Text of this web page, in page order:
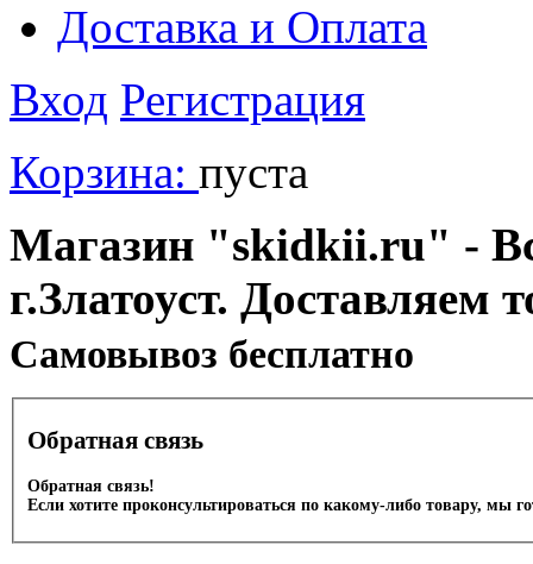
Доставка и Оплата
Вход Регистрация
Корзина: пуста
Магазин "skidkii.ru" -
г.Златоуст.
Cамовывоз бесплатно
Обратная связь
Обратная связь!
Если хотите проконсультироваться по какому-либо товару, мы